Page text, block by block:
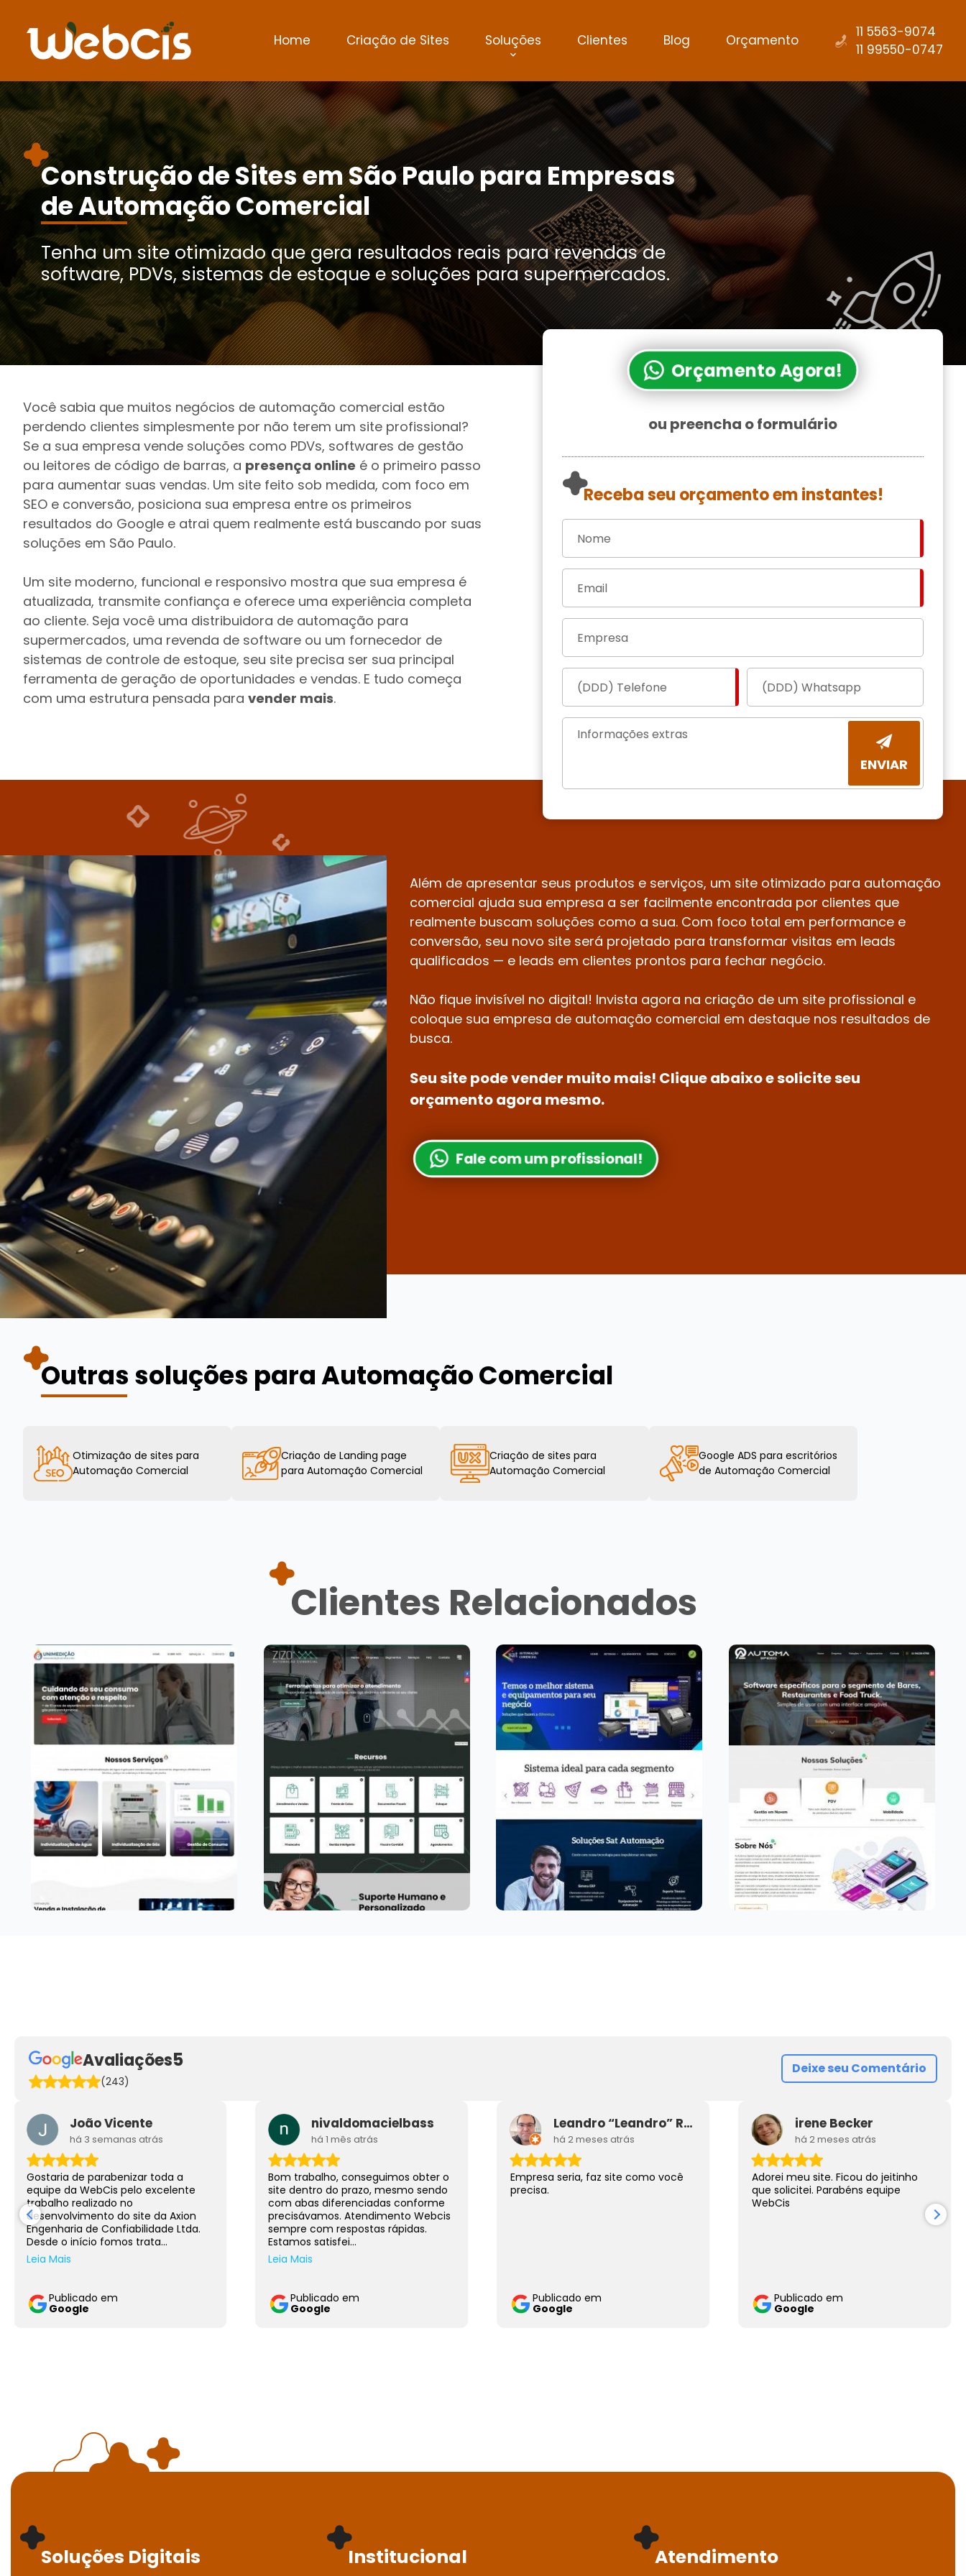
Home Criação de Sites Soluções Clientes Blog Orçamento
11 5563-9074
11 99550-0747
Construção de Sites em São Paulo para Empresas
de Automação Comercial
Tenha um site otimizado que gera resultados reais para revendas de
software, PDVs, sistemas de estoque e soluções para supermercados.
Você sabia que muitos negócios de automação comercial estão
perdendo clientes simplesmente por não terem um site profissional?
Se a sua empresa vende soluções como PDVs, softwares de gestão
ou leitores de código de barras, a presença online é o primeiro passo
para aumentar suas vendas. Um site feito sob medida, com foco em
SEO e conversão, posiciona sua empresa entre os primeiros
resultados do Google e atrai quem realmente está buscando por suas
soluções em São Paulo.
Um site moderno, funcional e responsivo mostra que sua empresa é
atualizada, transmite confiança e oferece uma experiência completa
ao cliente. Seja você uma distribuidora de automação para
supermercados, uma revenda de software ou um fornecedor de
sistemas de controle de estoque, seu site precisa ser sua principal
ferramenta de geração de oportunidades e vendas. E tudo começa
com uma estrutura pensada para vender mais.
Orçamento Agora!
ou preencha o formulário
Receba seu orçamento em instantes!
ENVIAR
Além de apresentar seus produtos e serviços, um site otimizado para automação
comercial ajuda sua empresa a ser facilmente encontrada por clientes que
realmente buscam soluções como a sua. Com foco total em performance e
conversão, seu novo site será projetado para transformar visitas em leads
qualificados — e leads em clientes prontos para fechar negócio.
Não fique invisível no digital! Invista agora na criação de um site profissional e
coloque sua empresa de automação comercial em destaque nos resultados de
busca.
Seu site pode vender muito mais! Clique abaixo e solicite seu
orçamento agora mesmo.
Fale com um profissional!
Outras soluções para Automação Comercial
Otimização de sites para
Automação Comercial
Criação de Landing page
para Automação Comercial
Criação de sites para
Automação Comercial
Google ADS para escritórios
de Automação Comercial
Clientes Relacionados
Avaliações5
(243)
Deixe seu Comentário
João Vicente
há 3 semanas atrás
Gostaria de parabenizar toda a
equipe da WebCis pelo excelente
trabalho realizado no
desenvolvimento do site da Axion
Engenharia de Confiabilidade Ltda.
Desde o início fomos trata...
Leia Mais
Publicado em
Google
nivaldomacielbass
há 1 mês atrás
Bom trabalho, conseguimos obter o
site dentro do prazo, mesmo sendo
com abas diferenciadas conforme
precisávamos. Atendimento Webcis
sempre com respostas rápidas.
Estamos satisfei...
Leia Mais
Publicado em
Google
Leandro “Leandro” Rodrigues
há 2 meses atrás
Empresa seria, faz site como você
precisa.
Publicado em
Google
irene Becker
há 2 meses atrás
Adorei meu site. Ficou do jeitinho
que solicitei. Parabéns equipe
WebCis
Publicado em
Google
Soluções Digitais Institucional Atendimento